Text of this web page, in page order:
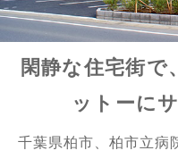
閑静な住宅街で
ットーに
千葉県柏市、柏市立病